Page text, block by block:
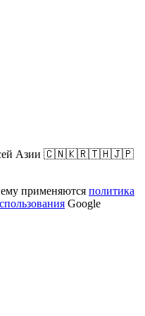
всей Азии 🇨🇳🇰🇷🇹🇭🇯🇵
применяются политика
Google